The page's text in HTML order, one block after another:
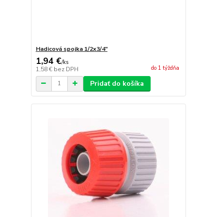
Hadicová spojka 1/2x3/4"
1,94 €/ks
1,58 € bez DPH do 1 týždňa
Pridať do košíka